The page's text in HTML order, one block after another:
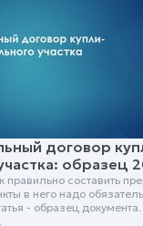
договор
образец
правильно составить
в него надо
- образец документа.